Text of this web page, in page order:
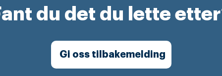
du det du lette
Gi oss tilbakemelding